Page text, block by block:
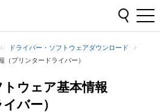
ドライバー・ソフトウェアダウンロード
（プリンタードライバー）
トウェア基本情報
バー）